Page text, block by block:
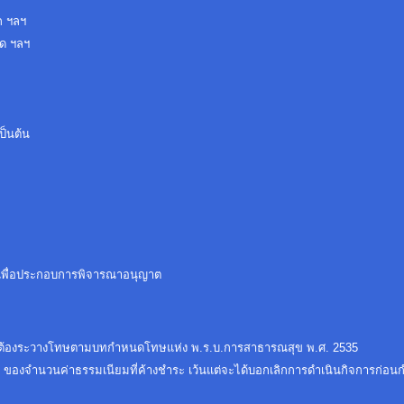
ฯลฯ
ฯลฯ
นต้น
พื่อประกอบการพิจารณาอนุญาต
งระวางโทษตามบทกำหนดโทษแห่ง พ.ร.บ.การสาธารณสุข พ.ศ. 2535
องจำนวนค่าธรรมเนียมที่ค้างชำระ เว้นแต่จะได้บอกเลิกการดำเนินกิจการก่อน